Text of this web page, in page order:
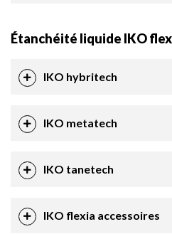
Étanchéité liquide IKO
IKO hybritech
IKO metatech
IKO tanetech
IKO flexia accessoires